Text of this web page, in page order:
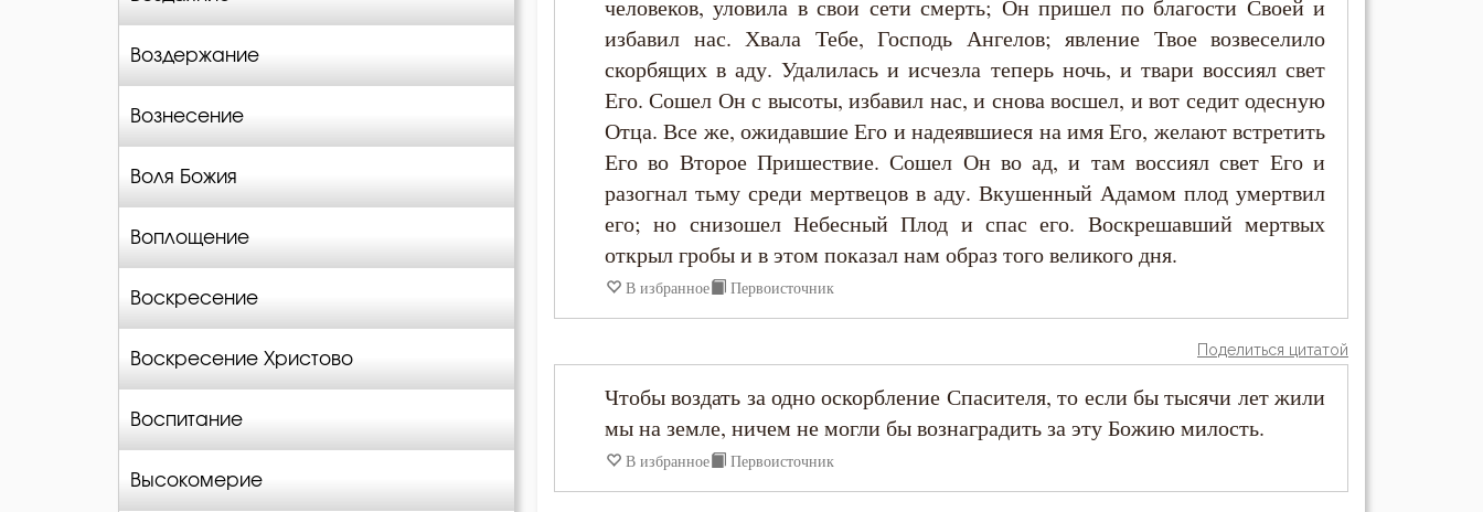
Воздержание
Вознесение
Воля Божия
Воплощение
Воскресение
Воскресение Христово
Воспитание
Высокомерие
Зосима Палестинский
Иаков Низибийский
Игнатий Антиохийский
человеков, уловила в свои сети смерть; Он пришел по благости Своей и
избавил нас. Хвала Тебе, Господь Ангелов; явление Твое возвеселило
скорбящих в аду. Удалилась и исчезла теперь ночь, и твари воссиял свет
Его. Сошел Он с высоты, избавил нас, и снова восшел, и вот седит одесную
Отца. Все же, ожидавшие Его и надеявшиеся на имя Его, желают встретить
Его во Второе Пришествие. Сошел Он во ад, и там воссиял свет Его и
разогнал тьму среди мертвецов в аду. Вкушенный Адамом плод умертвил
его; но снизошел Небесный Плод и спас его. Воскрешавший мертвых
открыл гробы и в этом показал нам образ того великого дня.
В избранное Первоисточник
Поделиться цитатой
Чтобы воздать за одно оскорбление Спасителя, то если бы тысячи лет жили
мы на земле, ничем не могли бы вознаградить за эту Божию милость.
В избранное Первоисточник